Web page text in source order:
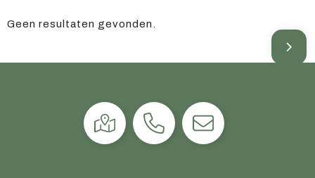
Geen resultaten gevonden.